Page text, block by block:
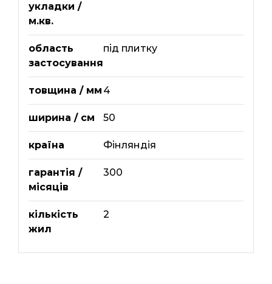
укладки /
м.кв.
область
застосування
під плитку
товщина / мм 4
ширина / см 50
країна Фінляндія
гарантія /
місяців
300
кількість
жил
2